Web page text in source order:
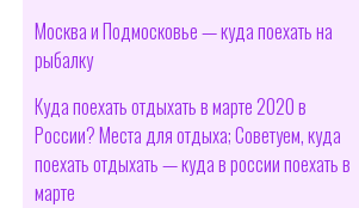
Москва и Подмосковье — куда поехать на
рыбалку
Куда поехать отдыхать в марте 2020 в
России? Места для отдыха; Советуем, куда
поехать отдыхать — куда в россии поехать в
марте